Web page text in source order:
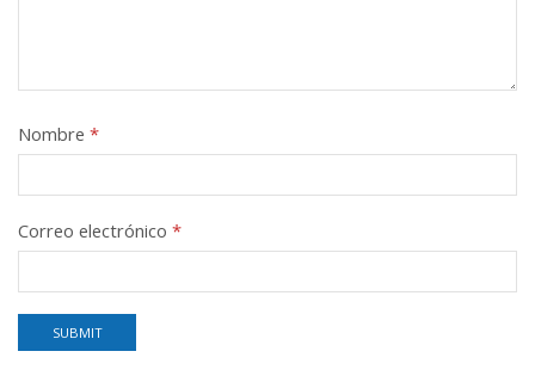
Nombre *
Correo electrónico *